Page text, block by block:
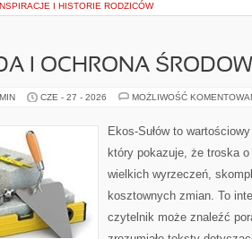
I HISTORIE RODZICÓW
I OCHRONA
CZE - 27 - 2026 MOŻLIWOŚĆ
Ekos-Sułów to
który pokazuje, że troska
wielkich wyrzeczeń,
kosztownych zmian. To
czytelnik może znaleźć